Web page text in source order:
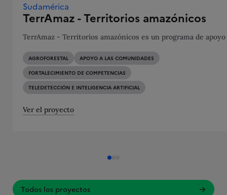
Sudamérica
TerrAmaz - Territorios amazónicos
TerrAmaz - Territorios amazónicos es un programa de
AGROFORESTAL APOYO A LAS COMUNIDADES
FORTALECIMIENTO DE COMPETENCIAS
TELEDETECCIÓN E INTELIGENCIA ARTIFICIAL
Ver el proyecto
Todos los proyectos